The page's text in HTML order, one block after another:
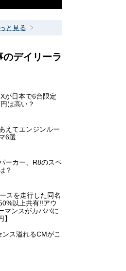
と見る
デイリーラ
が日本で6台限定
は高い？
えてエンジンルー
6選
ーカー、R8のスペ
？
スを走行した同名
以上共有!!アウ
マンスがカババに
ス溢れるCMがこ